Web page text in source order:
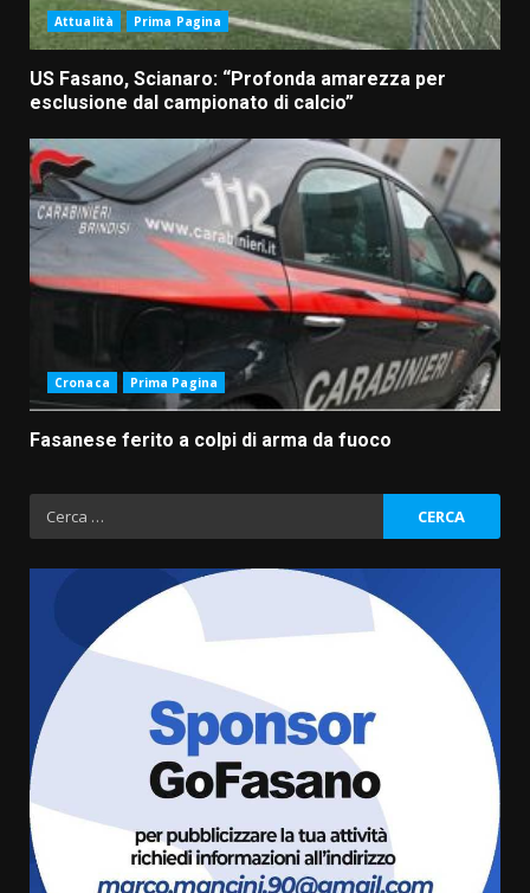
Attualità Prima Pagina
US Fasano, Scianaro: “Profonda amarezza per
esclusione dal campionato di calcio”
Cronaca Prima Pagina
Fasanese ferito a colpi di arma da fuoco
Ricerca
per:
Fasanese ferito a colpi di arma
da fuoco
6 Agosto 2026 18:13